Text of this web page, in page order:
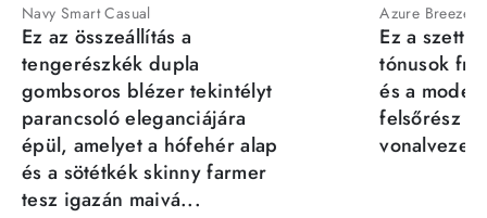
Navy Smart Casual
Ez az összeállítás a
tengerészkék dupla
gombsoros blézer tekintélyt
parancsoló eleganciájára
épül, amelyet a hófehér alap
és a sötétkék skinny farmer
tesz igazán maivá...
Azure Breeze
Ez a szett
tónusok
és a
felsőrész